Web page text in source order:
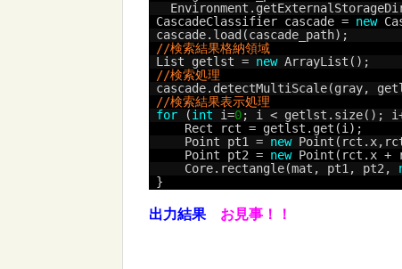
CascadeClassifier cascade = new
cascade.load(cascade_path);
//検索結果格納領域
List getlst = new ArrayList();
//検索処理
cascade.detectMultiScale(gray,
//検索結果表示処理
for
(int i=0; i < getlst.size();
Rect rct = getlst.get(i);
Point pt1 = new
Point pt2 = new Point(rct.x +
Core.rectangle(mat, pt1, pt2,
}
出力結果 お見事！！